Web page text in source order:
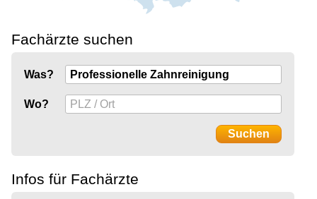
Fachärzte suchen
Was?
Wo?
Infos für Fachärzte